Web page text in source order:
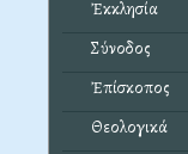
Ἐκκλησία
Σύνοδος
Ἐπίσκοπος
Θεολογικά